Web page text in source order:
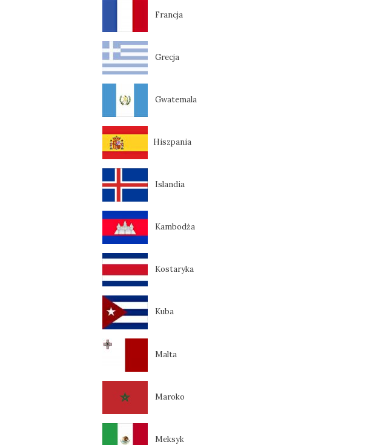
Francja
Grecja
Gwatemala
Hiszpania
Islandia
Kambodża
Kostaryka
Kuba
Malta
Maroko
Meksyk